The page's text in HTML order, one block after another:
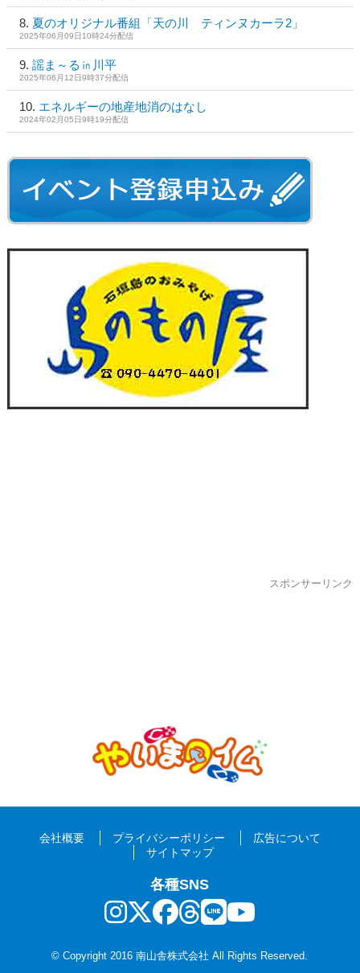
夏のオリジナル番組「天の川 ティンヌカーラ2」
2025年06月09日10時24分配信
謡ま～る㏌川平
2025年06月12日9時37分配信
エネルギーの地産地消のはなし
2024年02月05日9時19分配信
スポンサーリンク
会社概要 プライバシーポリシー
広告について
サイトマップ
各種SNS
© Copyright 2016 南山舎株式会社 All Rights Reserved.